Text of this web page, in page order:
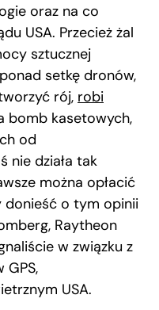
oraz na co
USA. Przecież żal
sztucznej
setkę dronów,
rój, robi
bomb kasetowych,
od
nie działa tak
można opłacić
donieść o tym opinii
Raytheon
w związku z
USA.